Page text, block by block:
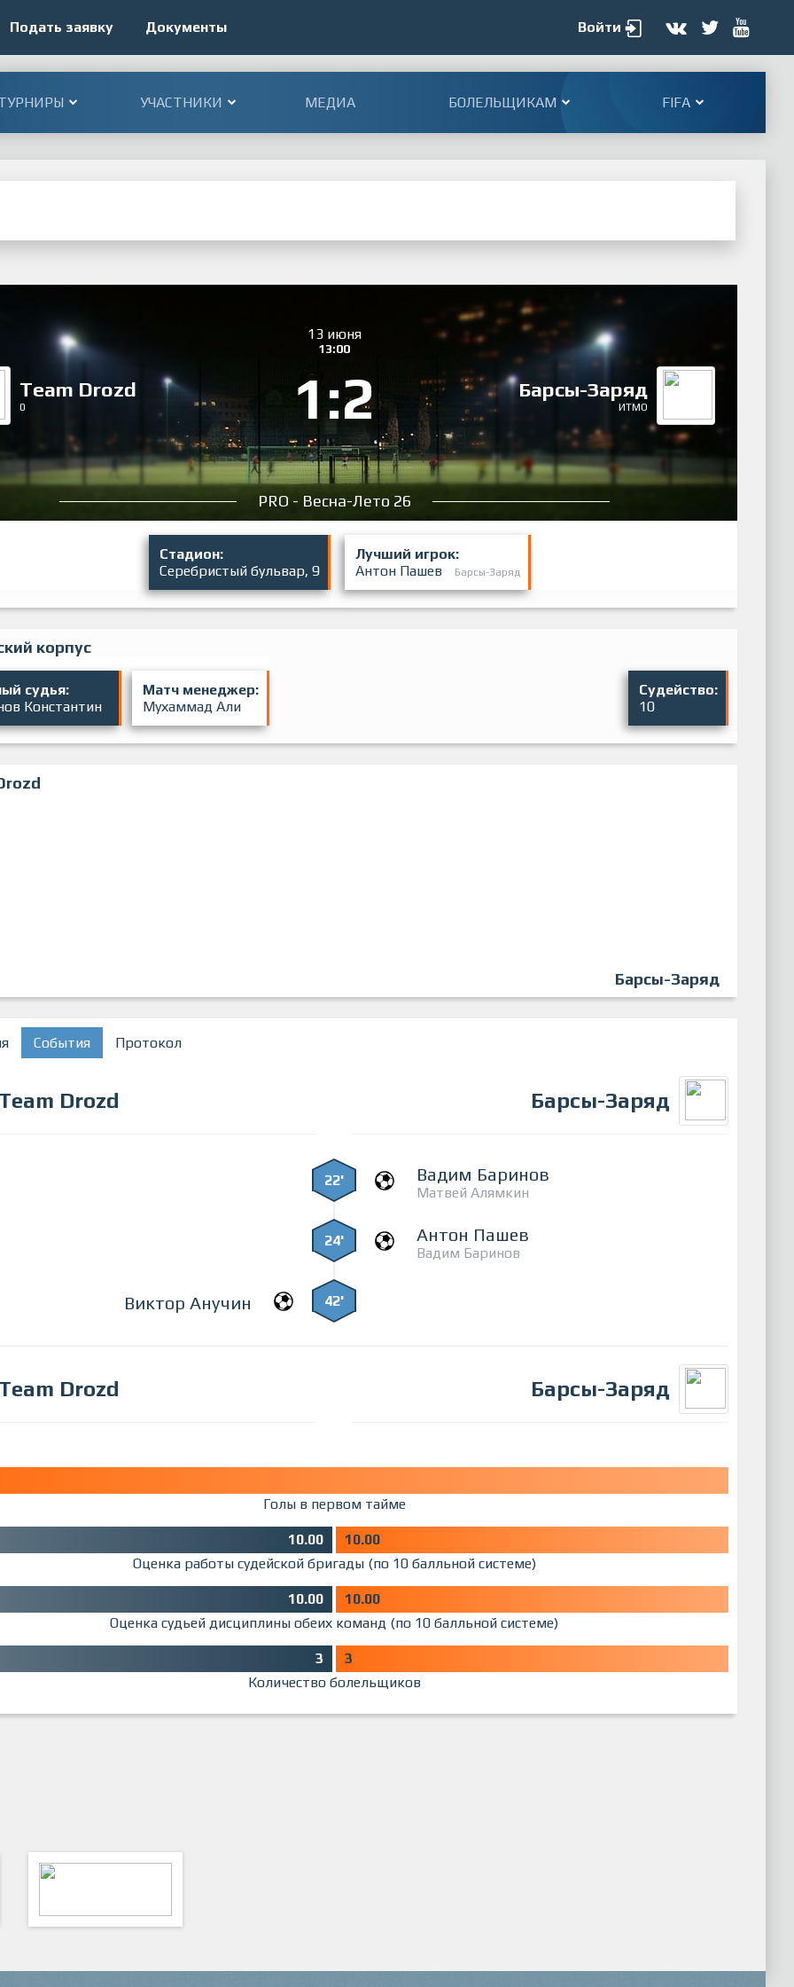
Подать заявку Документы Войти
УЧАСТНИКИ МЕДИА БОЛЕЛЬЩИКАМ FIFA
Team Drozd
0
13 июня
13:00
1:2 Барсы-Заряд
ИТМО
PRO - Весна-Лето 26
Стадион:
Серебристый бульвар, 9
Лучший игрок:
Антон Пашев
Барсы-Заряд
корпус
судья:
Константин
Матч менеджер:
Мухаммад Али
Судейство:
10
Барсы-Заряд
События Протокол
Drozd Барсы-Заряд
Вадим Баринов
Матвей Алямкин
22'
Антон Пашев
Вадим Баринов
24'
Виктор Анучин 42'
Drozd Барсы-Заряд
Голы в первом тайме
10.00
10.00
Оценка работы судейской бригады (по 10 балльной системе)
10.00
10.00
Оценка судьей дисциплины обеих команд (по 10 балльной системе)
3
3
Количество болельщиков